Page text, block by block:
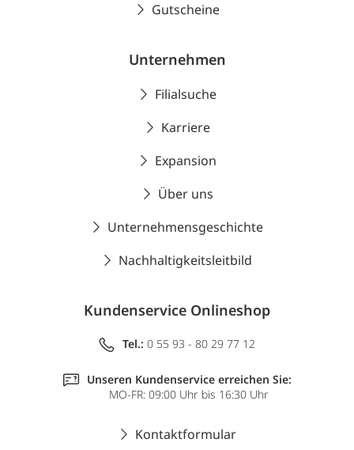
Gutscheine
Unternehmen
Filialsuche
Karriere
Expansion
Über uns
Unternehmensgeschichte
Nachhaltigkeitsleitbild
Kundenservice Onlineshop
Tel.: 0 55 93 - 80 29 77 12
Unseren Kundenservice erreichen Sie:
MO-FR: 09:00 Uhr bis 16:30 Uhr
Kontaktformular